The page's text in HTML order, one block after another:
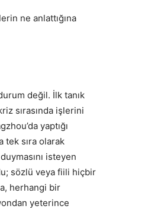
ne anlattığına
değil. İlk tanık
sırasında işlerini
yaptığı
tek sıra olarak
isteyen
sözlü veya fiili hiçbir
herhangi bir
yeterince